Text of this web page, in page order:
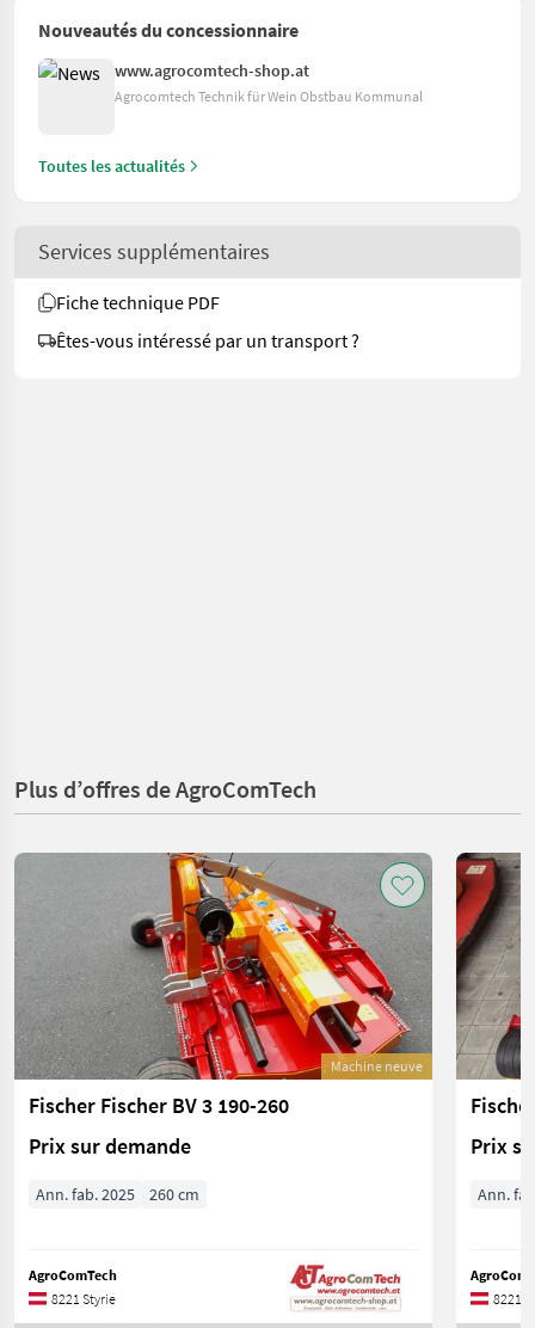
Nouveautés du concessionnaire
www.agrocomtech-shop.at
Agrocomtech Technik für Wein Obstbau Kommunal
Toutes les actualités
Services supplémentaires
Fiche technique PDF
Êtes-vous intéressé par un transport ?
Plus d’offres de AgroComTech
Machine neuve
Fischer Fischer BV 3 190-260
Prix sur demande
Ann. fab. 2025 260 cm
AgroComTech
8221 Styrie
Prix
Ann.
8221